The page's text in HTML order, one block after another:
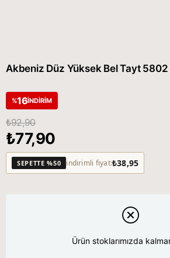
Akbeniz Düz Yüksek Bel Tayt 5802
%16İNDIRIM
₺92,90
₺77,90
SEPETTE %50 indirimli fiyat:₺38,95
Ürün stoklarımızda